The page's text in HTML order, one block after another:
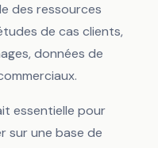
des ressources
de cas clients,
données de
essentielle pour
sur une base de